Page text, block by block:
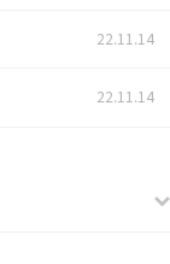
22.11.14
22.11.14